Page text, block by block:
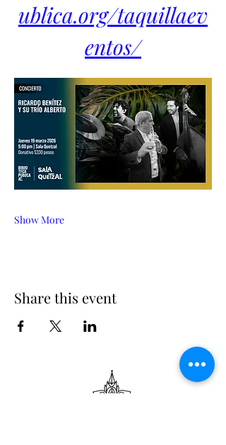
ublica.org/taquillaev
entos/
Show More
Share this event